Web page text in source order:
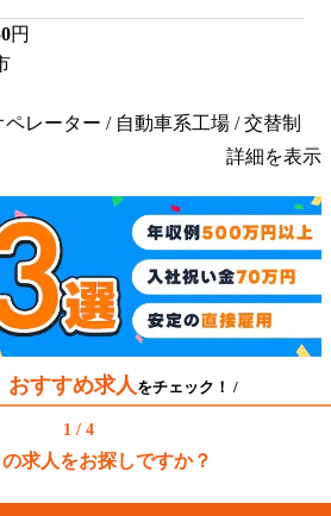
円
レーター / 自動車系工場 / 交替制
詳細を表示
おすすめ求人 をチェック！ /
1 / 4
求人をお探しですか？